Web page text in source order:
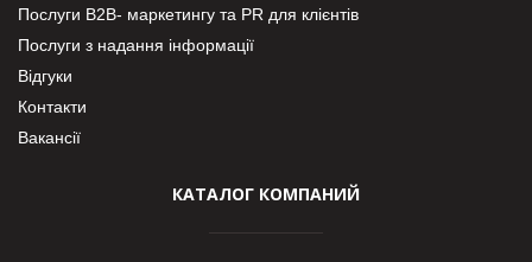
Послуги В2В- маркетингу та PR для клієнтів
Послуги з надання інформації
Відгуки
Контакти
Вакансії
КАТАЛОГ КОМПАНИЙ